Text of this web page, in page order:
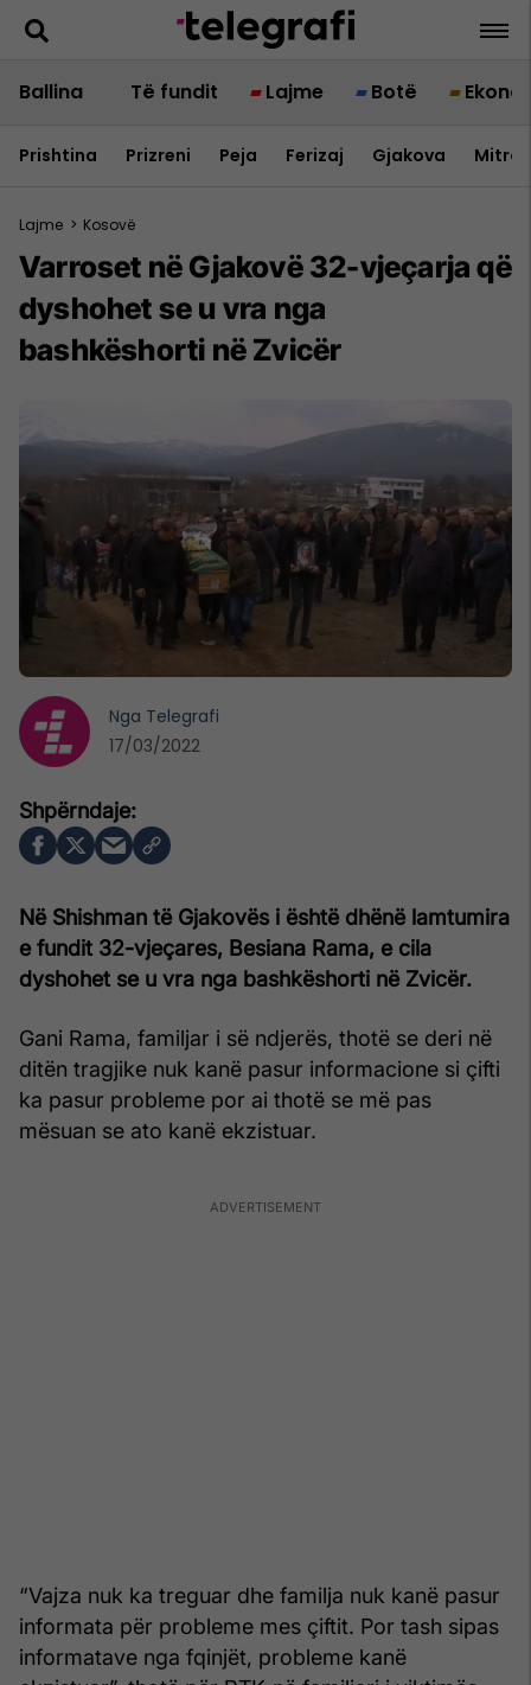
Ballina Të fundit Lajme Botë
Prishtina Prizreni Peja Ferizaj Gjakova
Lajme > Kosovë
Varroset në Gjakovë 32-vjeçarja që
dyshohet se u vra nga
bashkëshorti në Zvicër
Në Shishman të Gjakovës i është dhënë lamtumira
e fundit 32-vjeçares, Besiana Rama, e cila
dyshohet se u vra nga bashkëshorti në Zvicër.
Gani Rama, familjar i së ndjerës, thotë se deri në
ditën tragjike nuk kanë pasur informacione si çifti
ka pasur probleme por ai thotë se më pas
mësuan se ato kanë ekzistuar.
“Vajza nuk ka treguar dhe familja nuk kanë pasur
informata për probleme mes çiftit. Por tash sipas
informatave nga fqinjët, probleme kanë
Nga Telegrafi
17/03/2022